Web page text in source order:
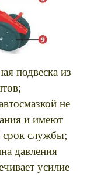
подвеска из
не
и имеют
службы;
давления
усилие